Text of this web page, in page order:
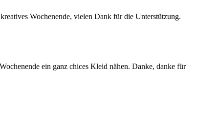
Wochenende, vielen Dank für die Unterstützung.
ein ganz chices Kleid nähen. Danke, danke für